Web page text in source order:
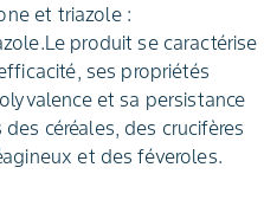
et triazole :
produit se caractérise
ses propriétés
et sa persistance
céréales, des crucifères
et des féveroles.